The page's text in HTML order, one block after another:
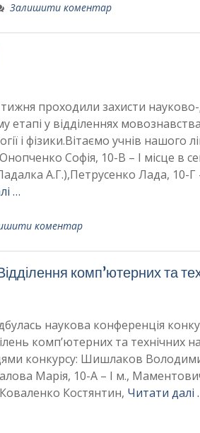
Залишити коментар
проходили захисти
етапі у відділеннях
і фізики.Вітаємо учнів
Софія, 10-В – І місце в
А.Г.),Петрусенко Лада, 10-Г
…
коментар
комп’ютерних та
наукова конференція
комп’ютерних та технічних
конкурсу: Шишлаков
Марія, 10-А – І м.,
Костянтин, Читати далі